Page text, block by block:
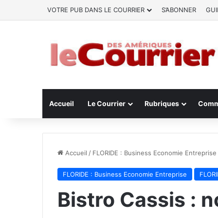
VOTRE PUB DANS LE COURRIER S’ABONNER
Accueil Le Courrier Rubriques
Accueil / FLORIDE : Business Economie Entreprise
FLORIDE : Business Economie Entreprise
Bistro Cassis :